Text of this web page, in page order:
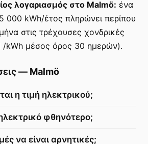
λογαριασμός στο Malmö: ένα
000 kWh/έτος πληρώνει περίπου
στις τρέχουσες χονδρικές
/kWh μέσος όρος 30 ημερών).
— Malmö
η τιμή ηλεκτρικού;
φθηνότερο;
να είναι αρνητικές;